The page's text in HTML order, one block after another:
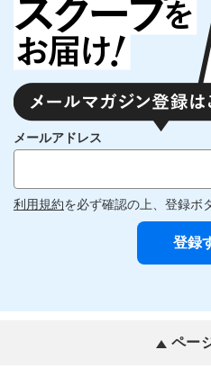
メールアドレス
利用規約を必ず確認の上、登録ボ
ペー